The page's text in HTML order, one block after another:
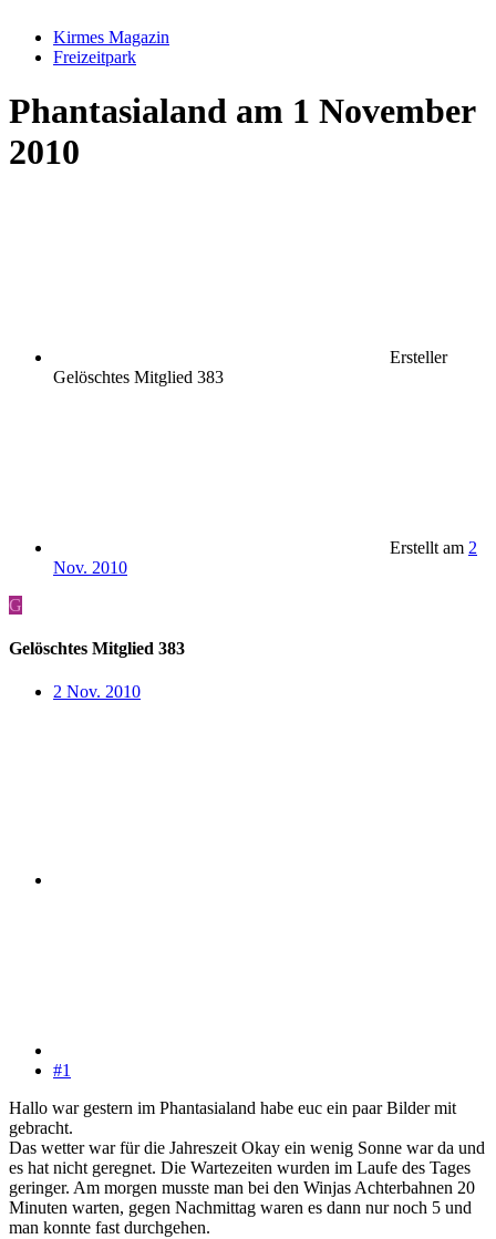
Kirmes Magazin
Freizeitpark
Phantasialand am 1 November
2010
Ersteller
Gelöschtes Mitglied 383
Erstellt am 2
Nov. 2010
G
Gelöschtes Mitglied 383
2 Nov. 2010
#1
Hallo war gestern im Phantasialand habe euc ein paar Bilder mit
gebracht.
Das wetter war für die Jahreszeit Okay ein wenig Sonne war da und
es hat nicht geregnet. Die Wartezeiten wurden im Laufe des Tages
geringer. Am morgen musste man bei den Winjas Achterbahnen 20
Minuten warten, gegen Nachmittag waren es dann nur noch 5 und
man konnte fast durchgehen.